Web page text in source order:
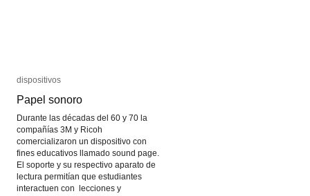
dispositivos
Papel sonoro
Durante las décadas del 60 y 70 la
compañías 3M y Ricoh
comercializaron un dispositivo con
fines educativos llamado sound page.
El soporte y su respectivo aparato de
lectura permitían que estudiantes
interactuen con lecciones y
dispositivos
Papel sonoro